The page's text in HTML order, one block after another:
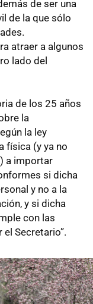
de ser una
de la que sólo
atraer a algunos
lado del
de los 25 años
la
la ley
física (y ya no
a importar
si dicha
y no a la
y si dicha
con las
Secretario”.